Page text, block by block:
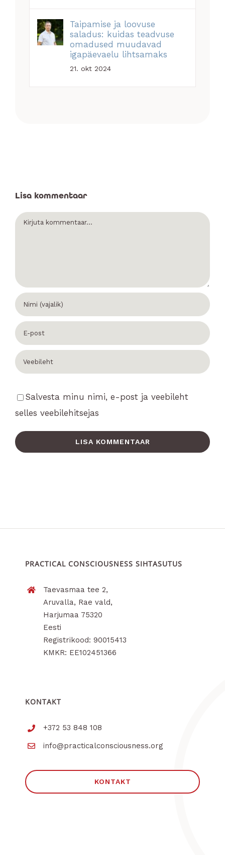
Taipamise ja loovuse
saladus: kuidas teadvuse
omadused muudavad
igapäevaelu lihtsamaks
21. okt 2024
Lisa kommentaar
Comment
Salvesta minu nimi, e-post ja veebileht
selles veebilehitsejas
PRACTICAL CONSCIOUSNESS SIHTASUTUS
Taevasmaa tee 2,
Aruvalla, Rae vald,
Harjumaa 75320
Eesti
Registrikood: 90015413
KMKR: EE102451366
KONTAKT
+372 53 848 108
info@practicalconsciousness.org
KONTAKT